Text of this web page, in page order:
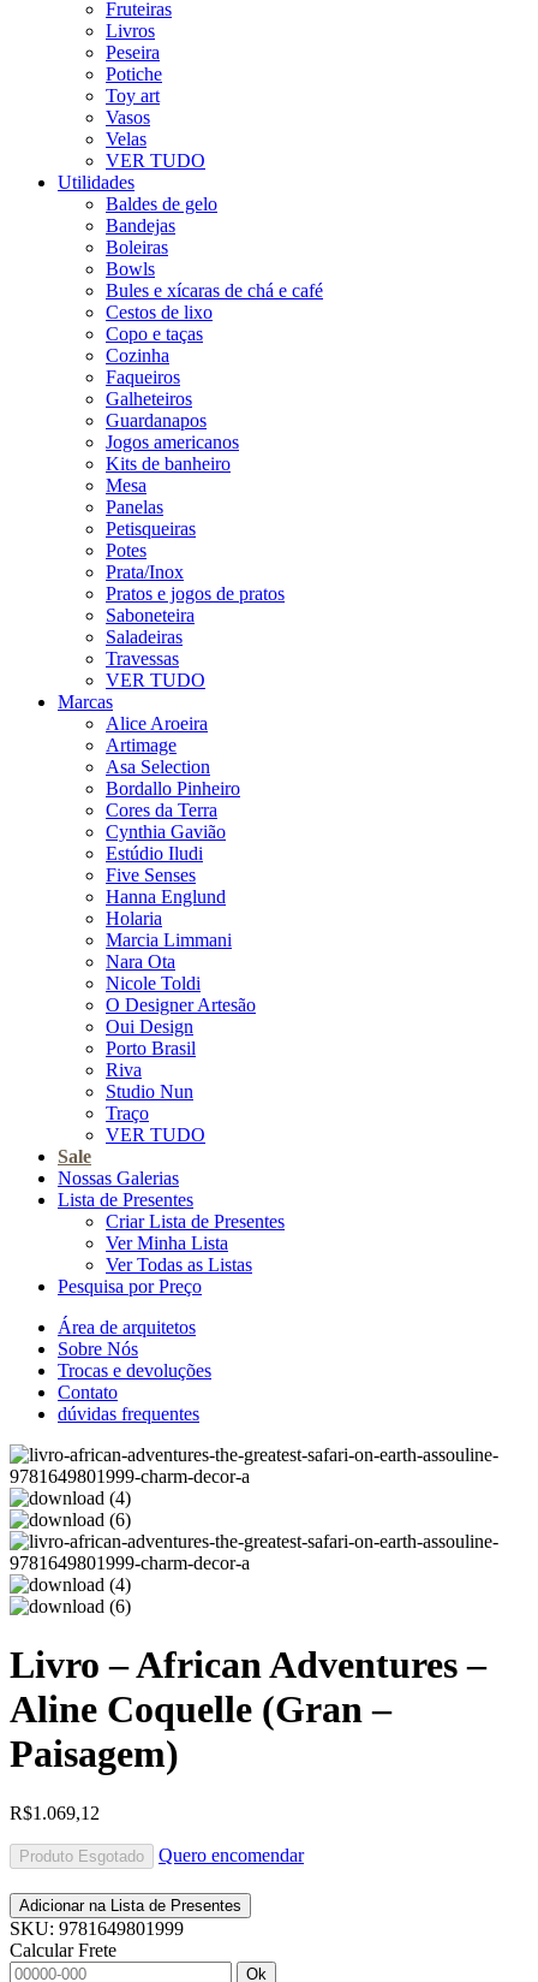
Fruteiras
Livros
Peseira
Potiche
Toy art
Vasos
Velas
VER TUDO
Utilidades
Baldes de gelo
Bandejas
Boleiras
Bowls
Bules e xícaras de chá e café
Cestos de lixo
Copo e taças
Cozinha
Faqueiros
Galheteiros
Guardanapos
Jogos americanos
Kits de banheiro
Mesa
Panelas
Petisqueiras
Potes
Prata/Inox
Pratos e jogos de pratos
Saboneteira
Saladeiras
Travessas
VER TUDO
Marcas
Alice Aroeira
Artimage
Asa Selection
Bordallo Pinheiro
Cores da Terra
Cynthia Gavião
Estúdio Iludi
Five Senses
Hanna Englund
Holaria
Marcia Limmani
Nara Ota
Nicole Toldi
O Designer Artesão
Oui Design
Porto Brasil
Riva
Studio Nun
Traço
VER TUDO
Sale
Nossas Galerias
Lista de Presentes
Criar Lista de Presentes
Ver Minha Lista
Ver Todas as Listas
Pesquisa por Preço
Área de arquitetos
Sobre Nós
Trocas e devoluções
Contato
dúvidas frequentes
Livro – African Adventures –
Aline Coquelle (Gran –
Paisagem)
R$1.069,12
Produto Esgotado Quero encomendar
Adicionar na Lista de Presentes
SKU: 9781649801999
Calcular Frete
Ok